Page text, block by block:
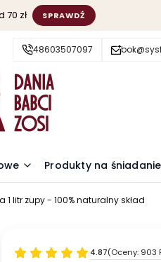
zł SPRAWDŹ
48603507097
Produkty na śniadanie
litr zupy - 100% naturalny skład
4.87(Oceny: 903